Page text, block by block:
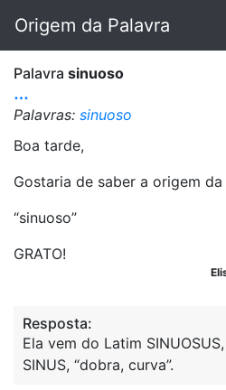
Origem da Palavra
Palavra sinuoso
…
Palavras: sinuoso
Boa tarde,
Gostaria de saber a origem
“sinuoso”
GRATO!
Resposta:
Ela vem do Latim
SINUS, “dobra, curva”.